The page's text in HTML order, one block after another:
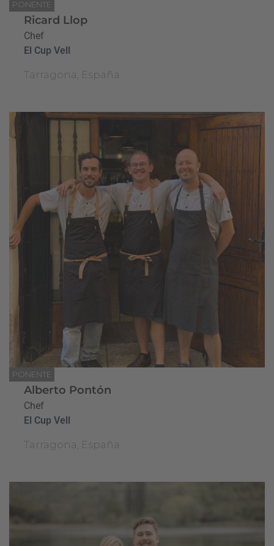
PONENTE
Ricard Llop
Chef
El Cup Vell
Tarragona, España
PONENTE
Alberto Pontón
Chef
El Cup Vell
Tarragona, España